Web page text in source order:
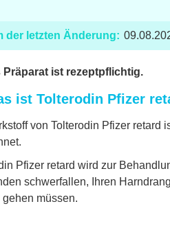
der letzten Änderung:
Präparat ist rezeptpflichtig.
ist Tolterodin Pfizer
von Tolterodin Pfizer retard
Pfizer retard wird zur
schwerfallen, Ihren
gehen müssen.